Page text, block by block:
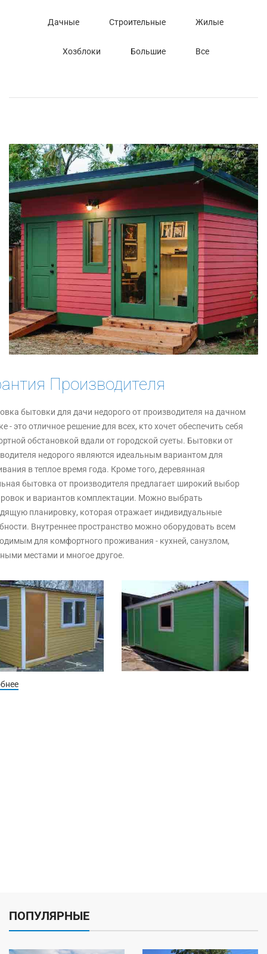
Дачные Строительные Жилые
Хозблоки Большие Все
Производителя
бытовки для дачи недорого от производителя на дачном
- это отличное решение для всех, кто хочет обеспечить себя
обстановкой вдали от городской суеты. Бытовки от
недорого являются идеальным вариантом для
в теплое время года. Кроме того, деревянная
бытовка от производителя предлагает широкий выбор
и вариантов комплектации. Можно выбрать
планировку, которая отражает индивидуальные
Внутреннее пространство можно оборудовать всем
для комфортного проживания - кухней, санузлом,
местами и многое другое.
ПОПУЛЯРНЫЕ